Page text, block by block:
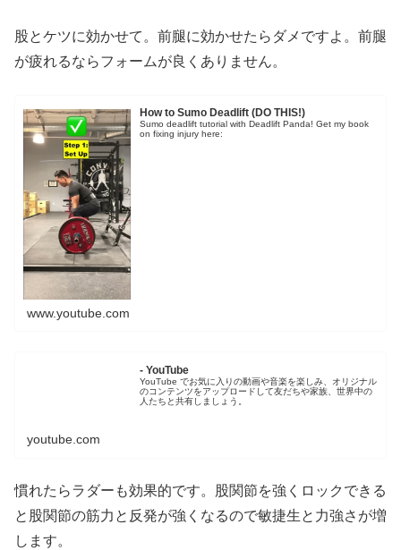
股とケツに効かせて。前腿に効かせたらダメですよ。前腿
が疲れるならフォームが良くありません。
How to Sumo Deadlift (DO THIS!)
Sumo deadlift tutorial with Deadlift Panda! Get my book
on fixing injury here:
www.youtube.com
- YouTube
YouTube でお気に入りの動画や音楽を楽しみ、オリジナル
のコンテンツをアップロードして友だちや家族、世界中の
人たちと共有しましょう。
youtube.com
慣れたらラダーも効果的です。股関節を強くロックできる
と股関節の筋力と反発が強くなるので敏捷生と力強さが増
します。